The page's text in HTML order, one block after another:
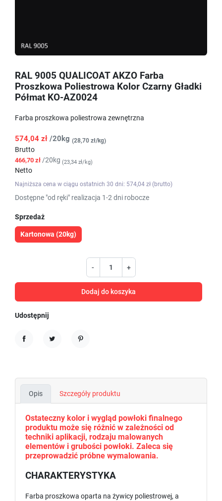
RAL 9005 QUALICOAT AKZO Farba
Proszkowa Poliestrowa Kolor Czarny Gładki
Półmat KO-AZ0024
Farba proszkowa poliestrowa zewnętrzna
574,04 zł /20kg (28,70 zł/kg)
Brutto
466,70 zł /20kg (23,34 zł/kg)
Netto
Najniższa cena w ciągu ostatnich 30 dni: 574,04 zł (brutto)
Dostępne "od ręki" realizacja 1-2 dni robocze
Sprzedaż
Kartonowa (20kg)
- +
Dodaj do koszyka
Udostępnij
Opis Szczegóły produktu
Ostateczny kolor i wygląd powłoki finalnego
produktu może się różnić w zależności od
techniki aplikacji, rodzaju malowanych
elementów i grubości powłoki. Zaleca się
przeprowadzić próbne wymalowania.
CHARAKTERYSTYKA
Farba proszkowa oparta na żywicy poliestrowej, a